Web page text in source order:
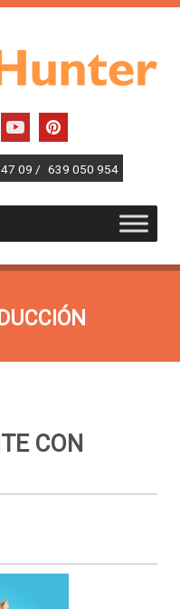
09 / 639 050 954
CON